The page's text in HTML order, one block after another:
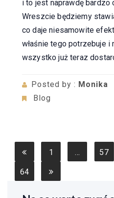
i to jest naprawdę bardzo
Wreszcie będziemy
co daje niesamowite
właśnie tego potrzebuje i
wszystko już teraz
Posted by : Monika
Blog
Stronicowanie
wpisów
1 … 57
64